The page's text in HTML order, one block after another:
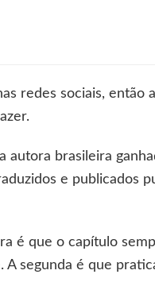
redes sociais, então
autora brasileira
e publicados
é que o capítulo
segunda é que